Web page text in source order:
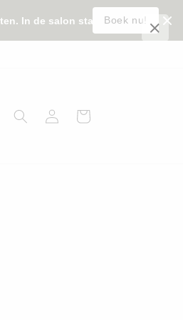
de salon staan we gewoon voor u
Boek nu!
InloggenWinkelwagen
×